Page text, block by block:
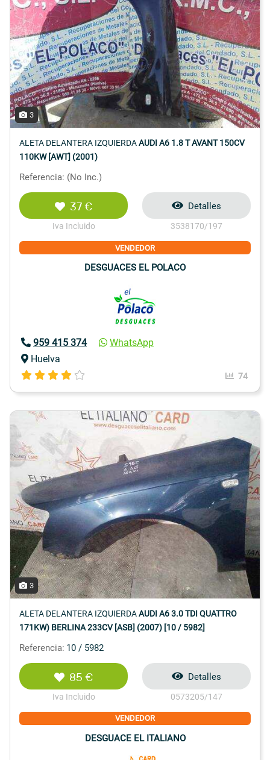
3
ALETA DELANTERA IZQUIERDAAUDI A6 1.8 T AVANT 150CV
110KW [AWT] (2001)
Referencia: (No Inc.)
37 €
Iva Incluido
Detalles
3538170/197
VENDEDOR
DESGUACES EL POLACO
959 415 374
WhatsApp
Huelva
74
3
ALETA DELANTERA IZQUIERDAAUDI A6 3.0 TDI QUATTRO
171KW) BERLINA 233CV [ASB] (2007) [10 / 5982]
Referencia: 10 / 5982
85 €
Iva Incluido
Detalles
0573205/147
VENDEDOR
DESGUACE EL ITALIANO